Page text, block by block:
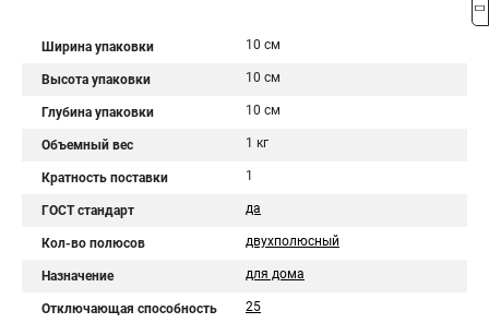
Ширина упаковки 10 см
Высота упаковки 10 см
Глубина упаковки 10 см
Объемный вес 1 кг
Кратность поставки 1
ГОСТ стандарт да
Кол-во полюсов двухполюсный
Назначение для дома
Отключающая способность 25